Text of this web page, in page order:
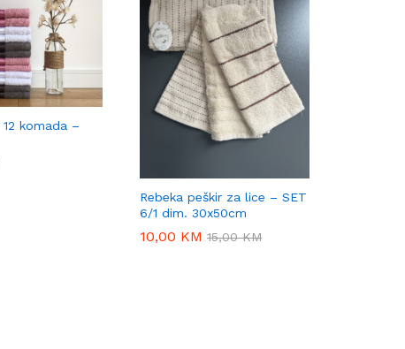
12 komada –
Rebeka peškir za lice – SET
6/1 dim. 30x50cm
10,00 KM 15,00KM
10,00 KM 15,00KM